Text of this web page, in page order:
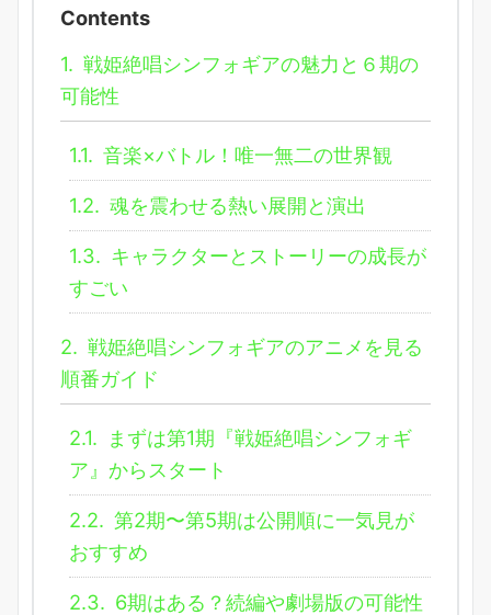
Contents
1. 戦姫絶唱シンフォギアの魅力と６期の
可能性
1.1. 音楽×バトル！唯一無二の世界観
1.2. 魂を震わせる熱い展開と演出
1.3. キャラクターとストーリーの成長が
すごい
2. 戦姫絶唱シンフォギアのアニメを見る
順番ガイド
2.1.
まずは第1期『戦姫絶唱シンフォギ
ア』からスタート
2.2. 第2期〜第5期は公開順に一気見が
おすすめ
2.3. 6期はある？続編や劇場版の可能性